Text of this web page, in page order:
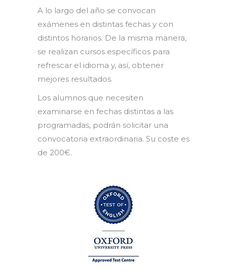
A lo largo del año se convocan
exámenes en distintas fechas y con
distintos horarios. De la misma manera,
se realizan cursos específicos para
refrescar el idioma y, así, obtener
mejores resultados.
Los alumnos que necesiten
examinarse en fechas distintas a las
programadas, podrán solicitar una
convocatoria extraordinaria. Su coste es
de 200€.